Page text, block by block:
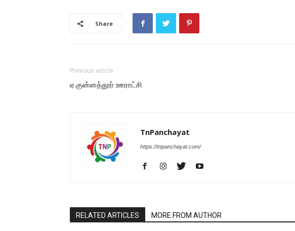
Share
Previous article
ஏ.குன்னத்தூர் ஊராட்சி
TnPanchayat
https://tnpanchayat.com/
RELATED ARTICLES MORE FROM AUTHOR